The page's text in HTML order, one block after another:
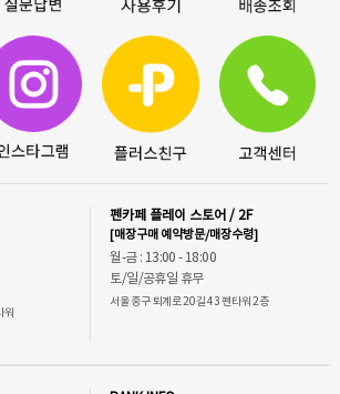
워
펜카페 플레이 스토어 / 2F
[매장구매 예약방문/매장수령]
월-금 : 13:00 - 18:00
토/일/공휴일 휴무
서울 중구 퇴계로 20길 43 펜타워 2층